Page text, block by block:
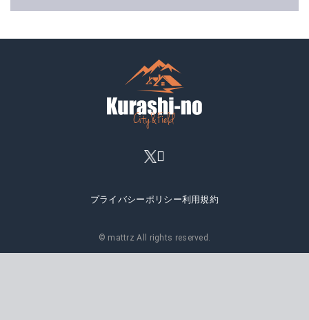
プライバシーポリシー利用規約
© mattrz All rights reserved.